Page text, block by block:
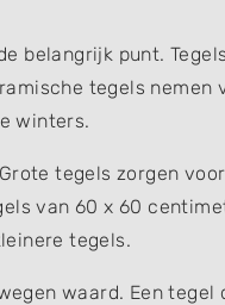
belangrijk punt.
tegels
winters.
tegels zorgen
van 60 x 60
tegels.
waard. Een